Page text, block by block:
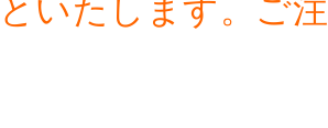
いたします。ご